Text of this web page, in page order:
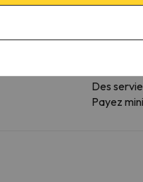
Des
Payez